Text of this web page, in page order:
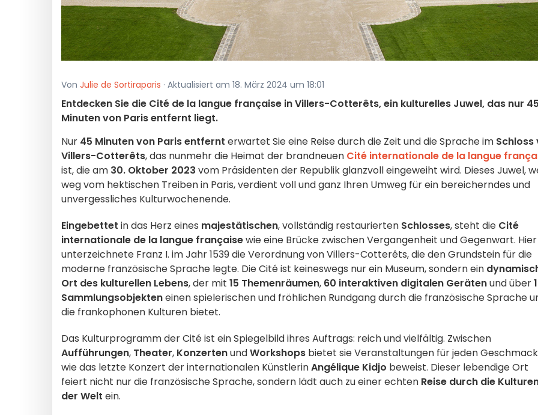
Von Julie de Sortiraparis · Aktualisiert am 18. März 2024 um 18:01
Entdecken Sie die Cité de la langue française in Villers-Cotterêts, ein kulturelles Juwel, das nur
Minuten von Paris entfernt liegt.
Nur 45 Minuten von Paris entfernt erwartet Sie eine Reise durch die Zeit und die Sprache im Schloss
Villers-Cotterêts, das nunmehr die Heimat der brandneuen Cité internationale de la langue
ist, die am 30. Oktober 2023 vom Präsidenten der Republik glanzvoll eingeweiht wird. Dieses Juwel,
weg vom hektischen Treiben in Paris, verdient voll und ganz Ihren Umweg für ein bereicherndes und
unvergessliches Kulturwochenende.
Eingebettet in das Herz eines majestätischen, vollständig restaurierten Schlosses, steht die Cité
internationale de la langue françaisewie eine Brücke zwischen Vergangenheit und Gegenwart. Hier
unterzeichnete Franz I. im Jahr 1539 die Verordnung von Villers-Cotterêts, die den Grundstein für die
moderne französische Sprache legte. Die Cité ist keineswegs nur ein Museum, sondern ein
Ort des kulturellen Lebens, der mit 15 Themenräumen, 60 interaktiven digitalen Gerätenund über
Sammlungsobjekteneinen spielerischen und fröhlichen Rundgang durch die französische Sprache
die frankophonen Kulturen bietet.
Das Kulturprogramm der Cité ist ein Spiegelbild ihres Auftrags: reich und vielfältig. Zwischen
Aufführungen, Theater, KonzertenundWorkshops bietet sie Veranstaltungen für jeden
wie das letzte Konzert der internationalen KünstlerinAngélique Kidjo beweist. Dieser lebendige Ort
feiert nicht nur die französische Sprache, sondern lädt auch zu einer echten Reise durch die
der Welt ein.